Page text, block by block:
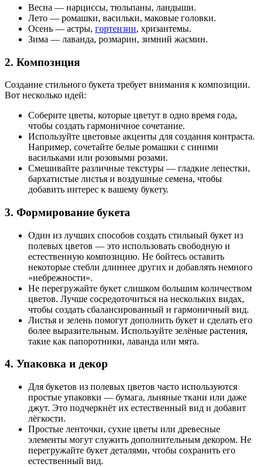
Весна — нарциссы, тюльпаны, ландыши.
Лето — ромашки, васильки, маковые головки.
Осень — астры, гортензии, хризантемы.
Зима — лаванда, розмарин, зимний жасмин.
2. Композиция
Создание стильного букета требует внимания к композиции.
Вот несколько идей:
Соберите цветы, которые цветут в одно время года,
чтобы создать гармоничное сочетание.
Используйте цветовые акценты для создания контраста.
Например, сочетайте белые ромашки с синими
васильками или розовыми розами.
Смешивайте различные текстуры — гладкие лепестки,
бархатистые листья и воздушные семена, чтобы
добавить интерес к вашему букету.
3. Формирование букета
Один из лучших способов создать стильный букет из
полевых цветов — это использовать свободную и
естественную композицию. Не бойтесь оставить
некоторые стебли длиннее других и добавлять немного
«небрежности».
Не перегружайте букет слишком большим количеством
цветов. Лучше сосредоточиться на нескольких видах,
чтобы создать сбалансированный и гармоничный вид.
Листья и зелень помогут дополнить букет и сделать его
более выразительным. Используйте зелёные растения,
такие как папоротники, лаванда или мята.
4. Упаковка и декор
Для букетов из полевых цветов часто используются
простые упаковки — бумага, льняные ткани или даже
джут. Это подчеркнёт их естественный вид и добавит
лёгкости.
Простые ленточки, сухие цветы или древесные
элементы могут служить дополнительным декором. Не
перегружайте букет деталями, чтобы сохранить его
естественный вид.